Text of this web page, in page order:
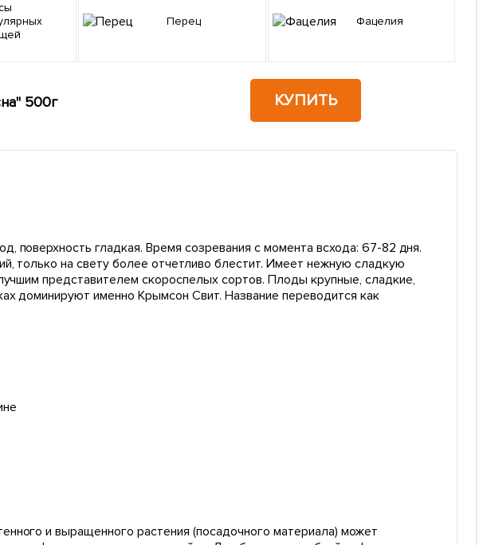
Перец Фацелия
500г КУПИТЬ
поверхность гладкая. Время созревания с момента всхода: 67-82 дня.
только на свету более отчетливо блестит. Имеет нежную сладкую
представителем скороспелых сортов. Плоды крупные, сладкие,
доминируют именно Крымсон Свит. Название переводится как
и выращенного растения (посадочного материала) может